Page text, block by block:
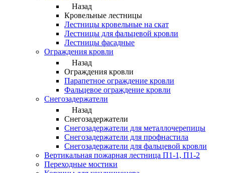
Назад
Кровельные лестницы
Лестницы кровельные на скат
Лестницы для фальцевой кровли
Лестницы фасадные
Ограждения кровли
Назад
Ограждения кровли
Парапетное ограждение кровли
Фальцевое ограждение кровли
Снегозадержатели
Назад
Снегозадержатели
Снегозадержатели для металлочерепицы
Снегозадержатели для профнастила
Снегозадержатели для фальцевой кровли
Вертикальная пожарная лестница П1-1, П1-2
Переходные мостики